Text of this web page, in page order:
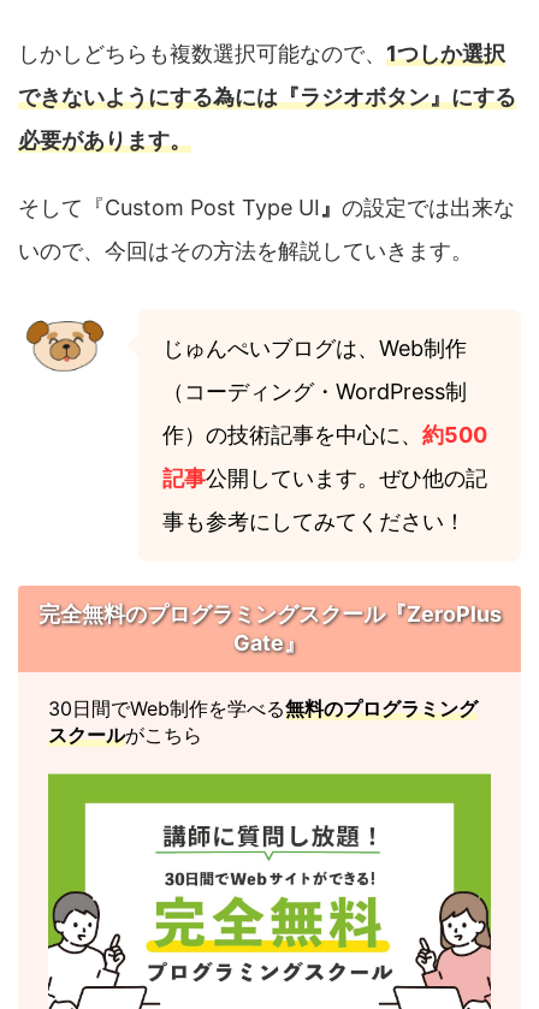
しかしどちらも複数選択可能なので、 1つしか選択
できないようにする為には『ラジオボタン』にする
必要があります。
そして『Custom Post Type UI 』 の設定では出来な
いので、今回はその方法を解説していきます。
じゅんぺいブログは、Web制作
（コーディング・WordPress制
作）の技術記事を中心に、 約500
記事公開しています。ぜひ他の記
事も参考にしてみてください！
完全無料のプログラミングスクール『ZeroPlus
Gate』
30日間でWeb制作を学べる無料のプログラミング
スクールがこちら